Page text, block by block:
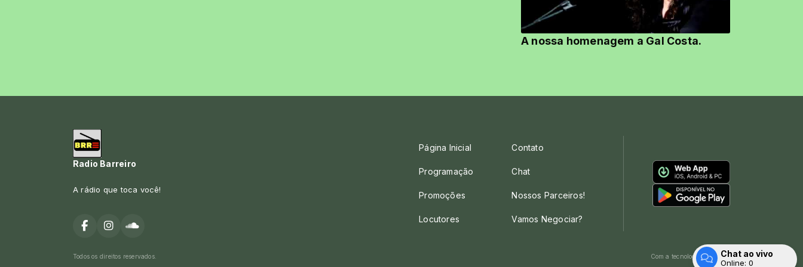
A nossa homenagem a Gal Costa.
Radio Barreiro
A rádio que toca você!
Página Inicial
Programação
Promoções
Locutores
Contato
Chat
Nossos Parceiros!
Vamos Negociar?
Todos os direitos reservados. Com a tecnologia Chat ao vivo
Online: 0